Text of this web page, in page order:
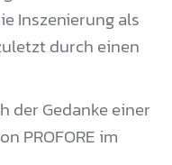
Inszenierung als
durch einen
der Gedanke einer
PROFORE im